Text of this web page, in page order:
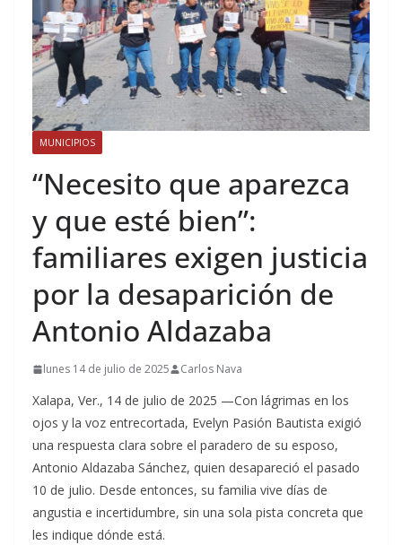
MUNICIPIOS
“Necesito que aparezca
y que esté bien”:
familiares exigen justicia
por la desaparición de
Antonio Aldazaba
lunes 14 de julio de 2025 Carlos Nava
Xalapa, Ver., 14 de julio de 2025 —Con lágrimas en los
ojos y la voz entrecortada, Evelyn Pasión Bautista exigió
una respuesta clara sobre el paradero de su esposo,
Antonio Aldazaba Sánchez, quien desapareció el pasado
10 de julio. Desde entonces, su familia vive días de
angustia e incertidumbre, sin una sola pista concreta que
les indique dónde está.